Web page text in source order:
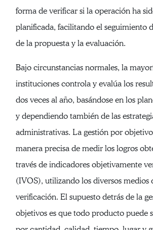
forma de verificar si la operación ha
planificada, facilitando el seguimiento
de la propuesta y la evaluación.
Bajo circunstancias normales, la
instituciones controla y evalúa los
dos veces al año, basándose en los
y dependiendo también de las
administrativas. La gestión por
manera precisa de medir los logros
través de indicadores objetivamente
(IVOS), utilizando los diversos medios
verificación. El supuesto detrás de la
objetivos es que todo producto puede